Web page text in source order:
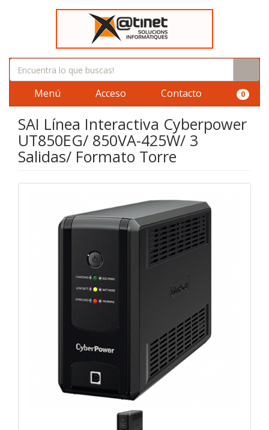
Menú Acceso Contacto 0
SAI Línea Interactiva Cyberpower
UT850EG/ 850VA-425W/ 3
Salidas/ Formato Torre